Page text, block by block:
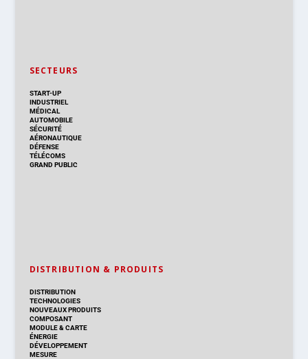
SECTEURS
START-UP
INDUSTRIEL
MÉDICAL
AUTOMOBILE
SÉCURITÉ
AÉRONAUTIQUE
DÉFENSE
TÉLÉCOMS
GRAND PUBLIC
DISTRIBUTION & PRODUITS
DISTRIBUTION
TECHNOLOGIES
NOUVEAUX PRODUITS
COMPOSANT
MODULE & CARTE
ÉNERGIE
DÉVELOPPEMENT
MESURE